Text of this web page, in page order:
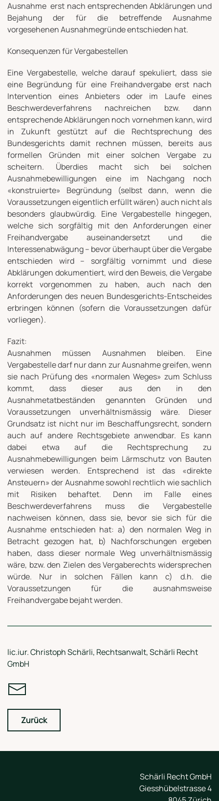
Ausnahme erst nach entsprechenden Abklärungen und
Bejahung der für die betreffende Ausnahme
vorgesehenen Ausnahmegründe entschieden hat.
Konsequenzen für Vergabestellen
Eine Vergabestelle, welche darauf spekuliert, dass sie
eine Begründung für eine Freihandvergabe erst nach
Intervention eines Anbieters oder im Laufe eines
Beschwerdeverfahrens nachreichen bzw. dann
entsprechende Abklärungen noch vornehmen kann, wird
in Zukunft gestützt auf die Rechtsprechung des
Bundesgerichts damit rechnen müssen, bereits aus
formellen Gründen mit einer solchen Vergabe zu
scheitern. Überdies macht sich bei solchen
Ausnahmebewilligungen eine im Nachgang noch
«konstruierte» Begründung (selbst dann, wenn die
Voraussetzungen eigentlich erfüllt wären) auch nicht als
besonders glaubwürdig. Eine Vergabestelle hingegen,
welche sich sorgfältig mit den Anforderungen einer
Freihandvergabe auseinandersetzt und die
Interessenabwägung – bevor überhaupt über die Vergabe
entschieden wird – sorgfältig vornimmt und diese
Abklärungen dokumentiert, wird den Beweis, die Vergabe
korrekt vorgenommen zu haben, auch nach den
Anforderungen des neuen Bundesgerichts-Entscheides
erbringen können (sofern die Voraussetzungen dafür
vorliegen).
Fazit:
Ausnahmen müssen Ausnahmen bleiben. Eine
Vergabestelle darf nur dann zur Ausnahme greifen, wenn
sie nach Prüfung des «normalen Weges» zum Schluss
kommt, dass dieser aus den in den
Ausnahmetatbeständen genannten Gründen und
Voraussetzungen unverhältnismässig wäre. Dieser
Grundsatz ist nicht nur im Beschaffungsrecht, sondern
auch auf andere Rechtsgebiete anwendbar. Es kann
dabei etwa auf die Rechtsprechung zu
Ausnahmebewilligungen beim Lärmschutz von Bauten
verwiesen werden. Entsprechend ist das «direkte
Ansteuern» der Ausnahme sowohl rechtlich wie sachlich
mit Risiken behaftet. Denn im Falle eines
Beschwerdeverfahrens muss die Vergabestelle
nachweisen können, dass sie, bevor sie sich für die
Ausnahme entschieden hat: a) den normalen Weg in
Betracht gezogen hat, b) Nachforschungen ergeben
haben, dass dieser normale Weg unverhältnismässig
wäre, bzw. den Zielen des Vergaberechts widersprechen
würde. Nur in solchen Fällen kann c) d.h. die
Voraussetzungen für die ausnahmsweise
Freihandvergabe bejaht werden.
lic.iur. Christoph Schärli, Rechtsanwalt, Schärli Recht
GmbH
Zurück
Schärli Recht GmbH
Giesshübelstrasse 4